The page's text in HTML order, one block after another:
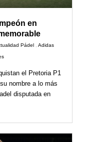
en
Pádel ,Adidas
el Pretoria P1
nombre a lo más
disputada en